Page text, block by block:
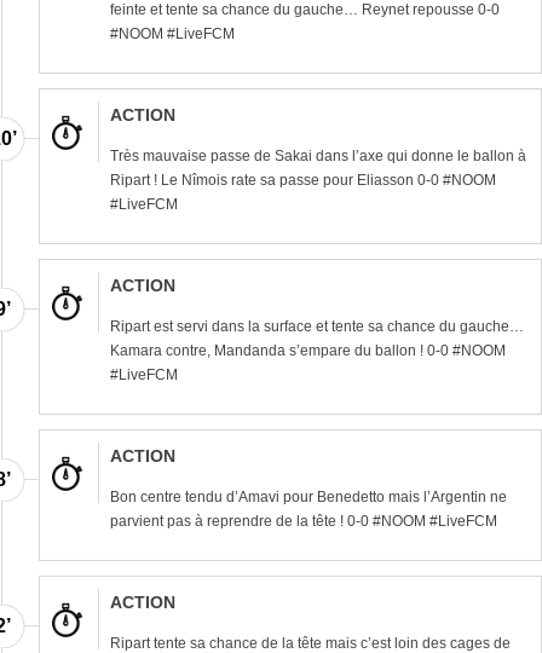
feinte et tente sa chance du gauche… Reynet repousse 0-0
#NOOM #LiveFCM
ACTION
Très mauvaise passe de Sakai dans l’axe qui donne le ballon à
Ripart ! Le Nîmois rate sa passe pour Eliasson 0-0 #NOOM
#LiveFCM
ACTION
Ripart est servi dans la surface et tente sa chance du gauche…
Kamara contre, Mandanda s’empare du ballon ! 0-0 #NOOM
#LiveFCM
ACTION
Bon centre tendu d’Amavi pour Benedetto mais l’Argentin ne
parvient pas à reprendre de la tête ! 0-0 #NOOM #LiveFCM
ACTION
Ripart tente sa chance de la tête mais c’est loin des cages de